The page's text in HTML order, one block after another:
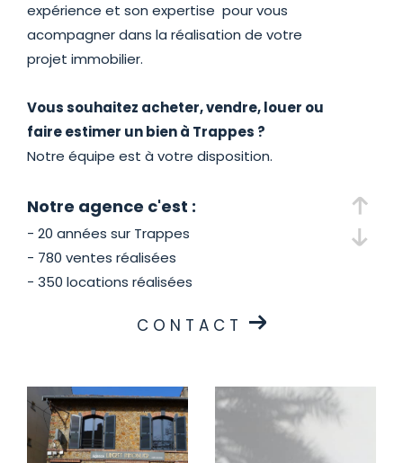
expérience et son expertise pour vous
acompagner dans la réalisation de votre
projet immobilier.
Vous souhaitez acheter, vendre, louer ou
faire estimer un bien à Trappes ?
Notre équipe est à votre disposition.
Notre agence c'est :
- 20 années sur Trappes
- 780 ventes réalisées
- 350 locations réalisées
CONTACT